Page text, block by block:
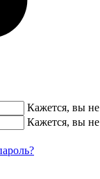
Кажется, вы
Кажется, вы